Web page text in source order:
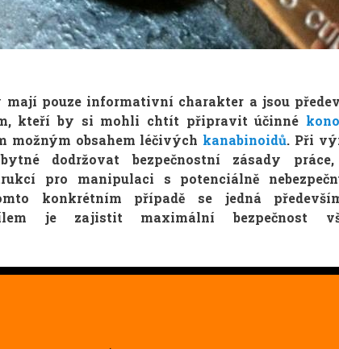
mají pouze informativní charakter a jsou
kteří by si mohli chtít připravit účinné
možným obsahem léčivých kanabinoidů. Při
dodržovat bezpečnostní zásady
pro manipulaci s potenciálně
konkrétním případě se jedná
je zajistit maximální bezpečnost